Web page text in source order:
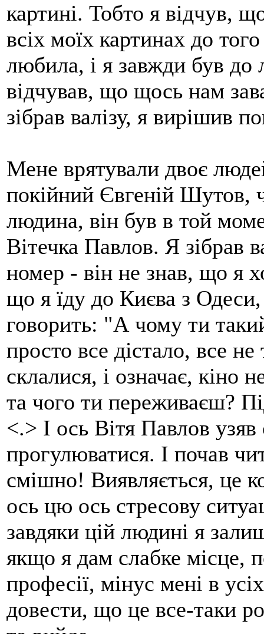
картині. Тобто я відчув,
всіх моїх картинах до
любила, і я завжди був до
відчував, що щось нам
зібрав валізу, я вирішив
Мене врятували двоє
покійний Євгеній Шутов,
людина, він був в той
Вітечка Павлов. Я зібрав
номер - він не знав, що я
що я їду до Києва з
говорить: "А чому ти
просто все дістало, все
склалися, і означає, кіно
та чого ти переживаєш?
<.> І ось Вітя Павлов узяв
прогулюватися. І почав
смішно! Виявляється, це
ось цю ось стресову
завдяки цій людині я
якщо я дам слабке місце,
професії, мінус мені в
довести, що це все-таки